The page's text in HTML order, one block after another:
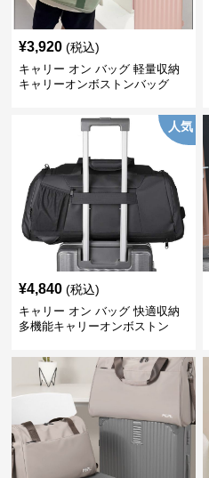
¥3,920 (税込)
キャリー オン バッグ 軽量収納
キャリーオンボストンバッグ
人気
¥4,840 (税込)
キャリー オン バッグ 快適収納
多機能キャリーオンボストン